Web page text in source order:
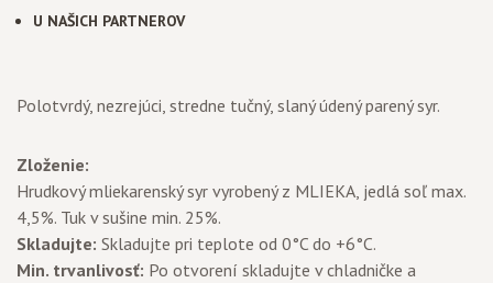
U NAŠICH PARTNEROV
Polotvrdý, nezrejúci, stredne tučný, slaný údený parený syr.
Zloženie:
Hrudkový mliekarenský syr vyrobený z MLIEKA, jedlá soľ max.
4,5%. Tuk v sušine min. 25%.
Skladujte: Skladujte pri teplote od 0°C do +6°C.
Min. trvanlivosť: Po otvorení skladujte v chladničke a